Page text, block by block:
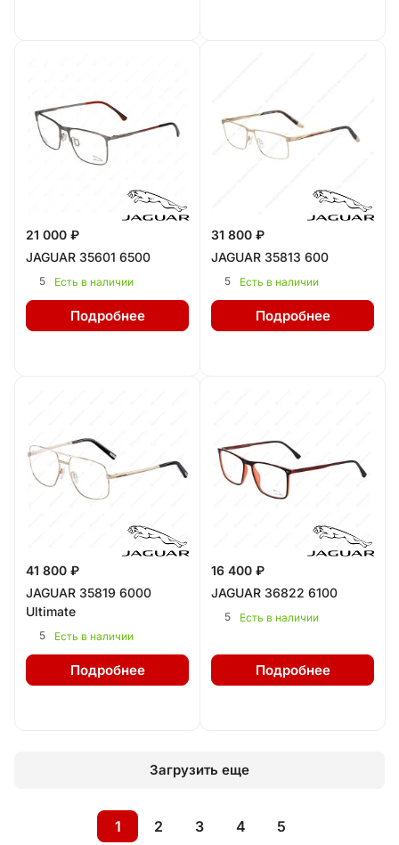
21 000 ₽
JAGUAR 35601 6500
5 Есть в наличии
Подробнее
31 800 ₽
JAGUAR 35813 600
5 Есть в наличии
Подробнее
41 800 ₽
JAGUAR 35819 6000
Ultimate
5 Есть в наличии
Подробнее
16 400 ₽
JAGUAR 36822 6100
5 Есть в наличии
Подробнее
Загрузить еще
1 2 3 4 5